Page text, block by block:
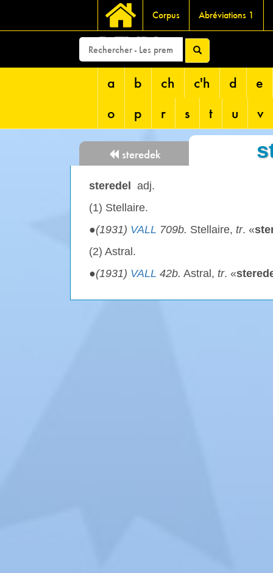
Corpus Abréviations 1
DEVRI
a b ch c'h d
e
o
p r s t u v
steredek
steredel
adj.
(1) Stellaire.
●(1931) VALL 709b. Stellaire, tr. «
(2) Astral.
●(1931) VALL 42b. Astral, tr. «